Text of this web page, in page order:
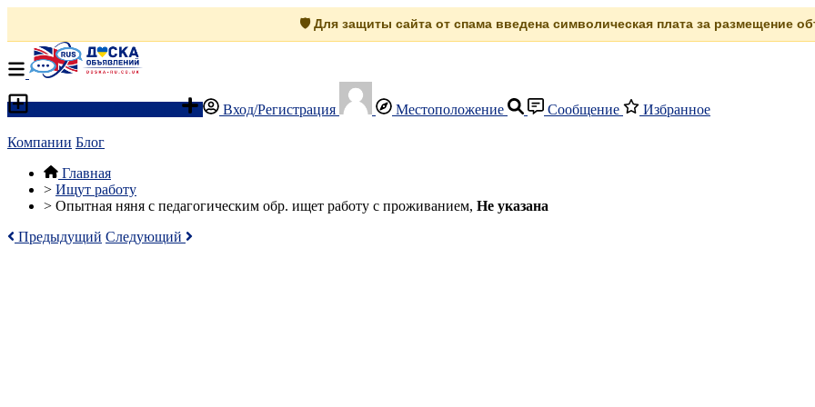
🛡️ Для защиты сайта от спама введена символическая плата за размещение
Вход/Регистрация Местоположение Сообщение Избранное
Компании Блог
Главная
> Ищут работу
> Опытная няня с педагогическим обр. ищет работу с проживанием, Не указана
Предыдущий Следующий